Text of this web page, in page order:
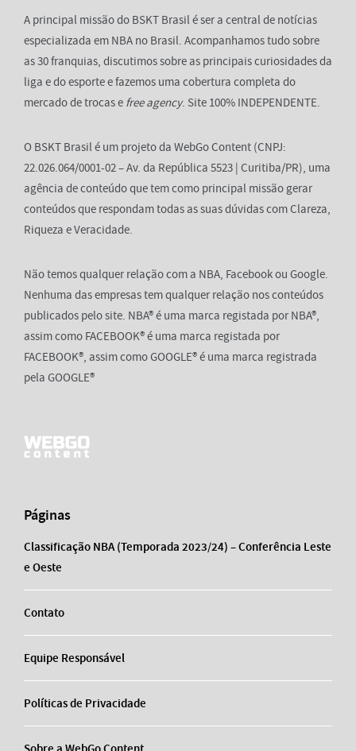
A principal missão do BSKT Brasil é ser a central de notícias
especializada em NBA no Brasil. Acompanhamos tudo sobre
as 30 franquias, discutimos sobre as principais curiosidades da
liga e do esporte e fazemos uma cobertura completa do
mercado de trocas e free agency. Site 100% INDEPENDENTE.
O BSKT Brasil é um projeto da WebGo Content (CNPJ:
22.026.064/0001-02 – Av. da República 5523 | Curitiba/PR), uma
agência de conteúdo que tem como principal missão gerar
conteúdos que respondam todas as suas dúvidas com Clareza,
Riqueza e Veracidade.
Não temos qualquer relação com a NBA, Facebook ou Google.
Nenhuma das empresas tem qualquer relação nos conteúdos
publicados pelo site. NBA® é uma marca registada por NBA®,
assim como FACEBOOK® é uma marca registada por
FACEBOOK®, assim como GOOGLE® é uma marca registrada
pela GOOGLE®
Páginas
Classificação NBA (Temporada 2023/24) – Conferência Leste
e Oeste
Contato
Equipe Responsável
Políticas de Privacidade